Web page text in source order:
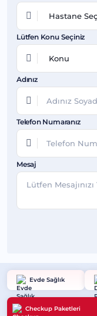
Lütfen Konu Seçiniz
Adınız
Telefon Numaranız
Mesaj
Evde Sağlık
Checkup Paketleri